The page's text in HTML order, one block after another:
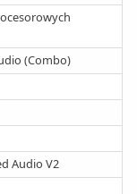
(Combo)
Audio V2